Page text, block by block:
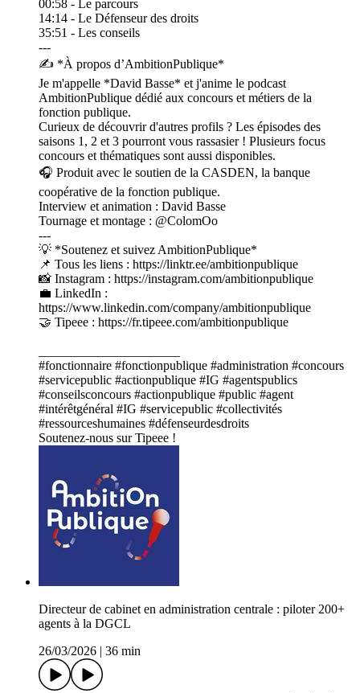
00:58 - Le parcours
14:14 - Le Défenseur des droits
35:51 - Les conseils
---
✍️ *À propos d’AmbitionPublique*
Je m'appelle *David Basse* et j'anime le podcast
AmbitionPublique dédié aux concours et métiers de la
fonction publique.
Curieux de découvrir d'autres profils ? Les épisodes des
saisons 1, 2 et 3 pourront vous rassasier ! Plusieurs focus
concours et thématiques sont aussi disponibles.
🎧 Produit avec le soutien de la CASDEN, la banque
coopérative de la fonction publique.
Interview et animation : David Basse
Tournage et montage : @ColomOo
---
💡 *Soutenez et suivez AmbitionPublique*
📌 Tous les liens : https://linktr.ee/ambitionpublique
📸 Instagram : https://instagram.com/ambitionpublique
💼 LinkedIn :
https://www.linkedin.com/company/ambitionpublique
🤝 Tipeee : https://fr.tipeee.com/ambitionpublique
#fonctionnaire #fonctionpublique #administration #concours
#servicepublic #actionpublique #IG #agentspublics
#conseilsconcours #actionpublique #public #agent
#intérêtgénéral #IG #servicepublic #collectivités
#ressourceshumaines #défenseurdesdroits
Soutenez-nous sur Tipeee !
Directeur de cabinet en administration centrale : piloter 200+
agents à la DGCL
26/03/2026
36 min